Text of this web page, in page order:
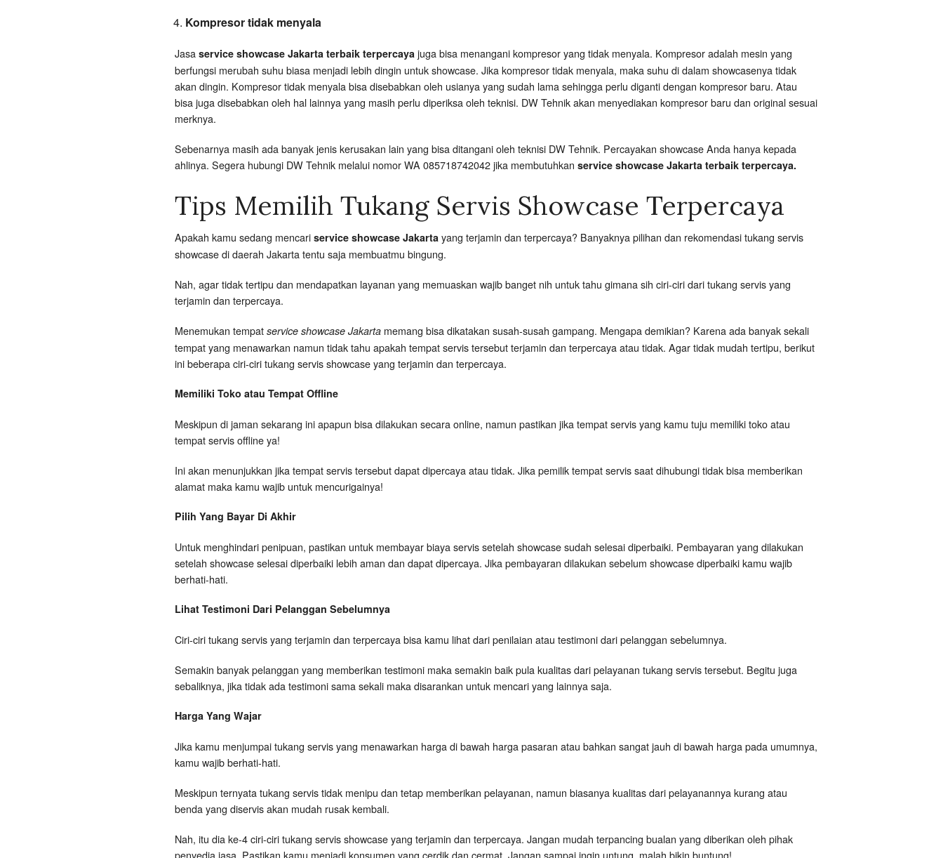
Kompresor tidak menyala
Jasa service showcase Jakarta terbaik terpercaya juga bisa menangani kompresor yang tidak menyala. Kompresor adalah mesin yang
berfungsi merubah suhu biasa menjadi lebih dingin untuk showcase. Jika kompresor tidak menyala, maka suhu di dalam showcasenya tidak
akan dingin. Kompresor tidak menyala bisa disebabkan oleh usianya yang sudah lama sehingga perlu diganti dengan kompresor baru. Atau
bisa juga disebabkan oleh hal lainnya yang masih perlu diperiksa oleh teknisi. DW Tehnik akan menyediakan kompresor baru dan original sesuai
merknya.
Sebenarnya masih ada banyak jenis kerusakan lain yang bisa ditangani oleh teknisi DW Tehnik. Percayakan showcase Anda hanya kepada
ahlinya. Segera hubungi DW Tehnik melalui nomor WA 085718742042 jika membutuhkan service showcase Jakarta terbaik terpercaya.
Tips Memilih Tukang Servis Showcase Terpercaya
Apakah kamu sedang mencari service showcase Jakarta yang terjamin dan terpercaya? Banyaknya pilihan dan rekomendasi tukang servis
showcase di daerah Jakarta tentu saja membuatmu bingung.
Nah, agar tidak tertipu dan mendapatkan layanan yang memuaskan wajib banget nih untuk tahu gimana sih ciri-ciri dari tukang servis yang
terjamin dan terpercaya.
Menemukan tempat service showcase Jakarta memang bisa dikatakan susah-susah gampang. Mengapa demikian? Karena ada banyak sekali
tempat yang menawarkan namun tidak tahu apakah tempat servis tersebut terjamin dan terpercaya atau tidak. Agar tidak mudah tertipu, berikut
ini beberapa ciri-ciri tukang servis showcase yang terjamin dan terpercaya.
Memiliki Toko atau Tempat Offline
Meskipun di jaman sekarang ini apapun bisa dilakukan secara online, namun pastikan jika tempat servis yang kamu tuju memiliki toko atau
tempat servis offline ya!
Ini akan menunjukkan jika tempat servis tersebut dapat dipercaya atau tidak. Jika pemilik tempat servis saat dihubungi tidak bisa memberikan
alamat maka kamu wajib untuk mencurigainya!
Pilih Yang Bayar Di Akhir
Untuk menghindari penipuan, pastikan untuk membayar biaya servis setelah showcase sudah selesai diperbaiki. Pembayaran yang dilakukan
setelah showcase selesai diperbaiki lebih aman dan dapat dipercaya. Jika pembayaran dilakukan sebelum showcase diperbaiki kamu wajib
berhati-hati.
Lihat Testimoni Dari Pelanggan Sebelumnya
Ciri-ciri tukang servis yang terjamin dan terpercaya bisa kamu lihat dari penilaian atau testimoni dari pelanggan sebelumnya.
Semakin banyak pelanggan yang memberikan testimoni maka semakin baik pula kualitas dari pelayanan tukang servis tersebut. Begitu juga
sebaliknya, jika tidak ada testimoni sama sekali maka disarankan untuk mencari yang lainnya saja.
Harga Yang Wajar
Jika kamu menjumpai tukang servis yang menawarkan harga di bawah harga pasaran atau bahkan sangat jauh di bawah harga pada umumnya,
kamu wajib berhati-hati.
Meskipun ternyata tukang servis tidak menipu dan tetap memberikan pelayanan, namun biasanya kualitas dari pelayanannya kurang atau
benda yang diservis akan mudah rusak kembali.
Nah, itu dia ke-4 ciri-ciri tukang servis showcase yang terjamin dan terpercaya. Jangan mudah terpancing bualan yang diberikan oleh pihak
penyedia jasa. Pastikan kamu menjadi konsumen yang cerdik dan cermat. Jangan sampai ingin untung, malah bikin buntung!